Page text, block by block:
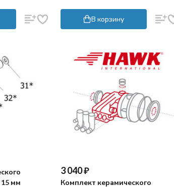
В корзину
мм
3 040₽
Комплект керамического